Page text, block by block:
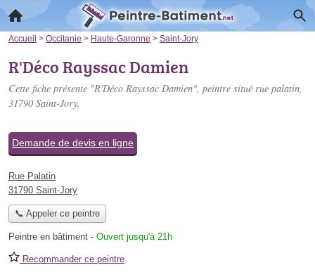
Accueil > Occitanie > Haute-Garonne > Saint-Jory
R'Déco Rayssac Damien
Cette fiche présente "R'Déco Rayssac Damien", peintre situé rue palatin,
31790 Saint-Jory.
Demande de devis en ligne
Rue Palatin
31790 Saint-Jory
📞 Appeler ce peintre
Peintre en bâtiment - Ouvert jusqu'à 21h
Recommander ce peintre